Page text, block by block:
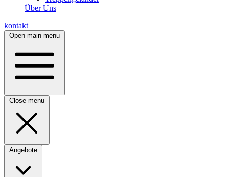
Über Uns
kontakt
Open main menu
Close menu
Angebote